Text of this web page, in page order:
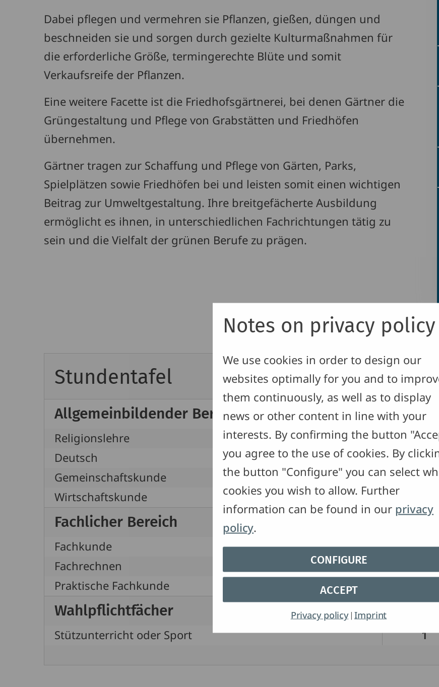
Notes on privacy policy
We use cookies in order to design our
websites optimally for you and to
them continuously, as well as to display
news or other content in line with your
interests. By confirming the button
you agree to the use of cookies. By
the button "Configure" you can select
cookies you wish to allow. Further
information can be found in our privacy
policy.
CONFIGURE
ACCEPT
Privacy policy|Imprint
Dabei pflegen und vermehren sie Pflanzen, gießen, düngen und
beschneiden sie und sorgen durch gezielte Kulturmaßnahmen für
die erforderliche Größe, termingerechte Blüte und somit
Verkaufsreife der Pflanzen.
Eine weitere Facette ist die Friedhofsgärtnerei, bei denen Gärtner die
Grüngestaltung und Pflege von Grabstätten und Friedhöfen
übernehmen.
Gärtner tragen zur Schaffung und Pflege von Gärten, Parks,
Spielplätzen sowie Friedhöfen bei und leisten somit einen wichtigen
Beitrag zur Umweltgestaltung. Ihre breitgefächerte Ausbildung
ermöglicht es ihnen, in unterschiedlichen Fachrichtungen tätig zu
sein und die Vielfalt der grünen Berufe zu prägen.
Stundentafel Klasse 1
Allgemeinbildender Bereich
Religionslehre 1
Deutsch
1
Gemeinschaftskunde
1
Wirtschaftskunde
Fachlicher Bereich
Fachkunde 6
Fachrechnen
Praktische Fachkunde
Wahlpflichtfächer
Stützunterricht oder Sport 1